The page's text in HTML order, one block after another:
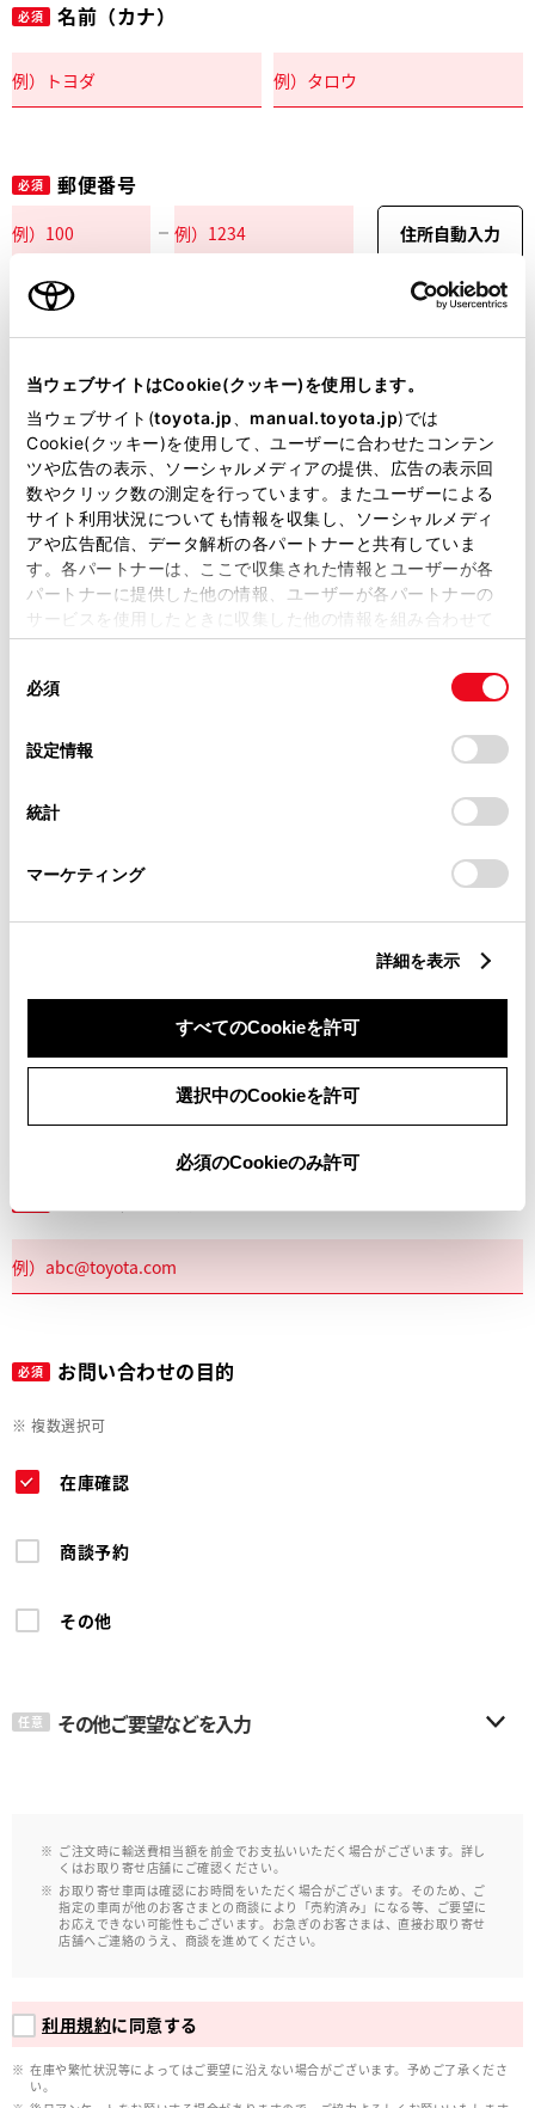
当ウェブサイトはCookie(クッキー)を使用します。
当ウェブサイト(toyota.jp manual.toyota.jp)では
Cookie(クッキー)を使用して、ユーザーに合わせたコンテン
ツや広告の表示、ソーシャルメディアの提供、広告の表示回
数やクリック数の測定を行っています。またユーザーによる
サイト利用状況についても情報を収集し、ソーシャルメディ
アや広告配信、データ解析の各パートナーと共有していま
す。各パートナーは、ここで収集された情報とユーザーが各
パートナーに提供した他の情報、ユーザーが各パートナーの
サービスを使用したときに収集した他の情報を組み合わせて
使用することがあります。当ウェブサイトの使用を続行する
デバイスにすべてのCookie(クッキー)が保存されることに同
意したことになります。Cookie(クッキー)のオプトアウト、
設定の変更、同意を撤回したりするにあたっては、当社の
「Cookie（クッキー）情報の取り扱いについて
」をご覧くだ
必須
設定情報
統計
マーケティング
詳細を表示
すべてのCookieを許可
選択中のCookieを許可
必須のCookieのみ許可
必須 名前（カナ）
必須 郵便番号
住所自動入力
必須 都道府県
必須 市区町村名
必須 丁目番地
任意 建物名
必須 お問い合わせの目的
※ 複数選択可
在庫確認
商談予約
その他
任意 その他ご要望などを入力
ご注文時に輸送費相当額を前金でお支払いいただく場合がございます。詳し
くはお取り寄せ店舗にご確認ください。
お取り寄せ車両は確認にお時間をいただく場合がございます。そのため、ご
指定の車両が他のお客さまとの商談により「売約済み」になる等、ご要望に
お応えできない可能性もございます。お急ぎのお客さまは、直接お取り寄せ
店舗へご連絡のうえ、商談を進めてください。
利用規約に同意する
在庫や繁忙状況等によってはご要望に沿えない場合がございます。予めご了承くださ
い。